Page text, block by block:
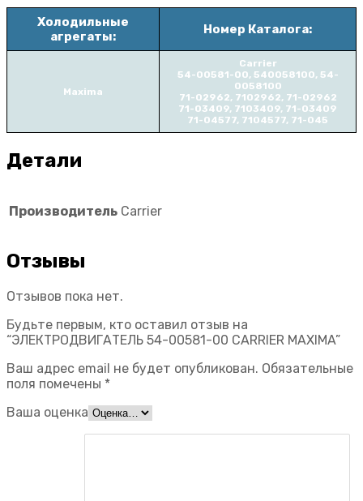
Холодильные
агрегаты:
Номер Каталога:
Maxima
Carrier
54-00581-00, 540058100, 54-
0058100
71-02962, 7102962, 71-02962
71-03409, 7103409, 71-03409
71-04577, 7104577, 71-045
Детали
Производитель Carrier
Отзывы
Отзывов пока нет.
Будьте первым, кто оставил отзыв на
“ЭЛЕКТРОДВИГАТЕЛЬ 54-00581-00 CARRIER MAXIMA”
Ваш адрес email не будет опубликован. Обязательные
поля помечены *
Ваша оценка